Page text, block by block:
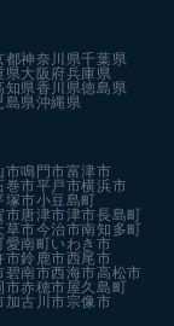
都神奈川県千葉県
県大阪府兵庫県
知県香川県徳島県
島県沖縄県
市鳴門市富津市
巻市平戸市横浜市
塚市小豆島町
市唐津市津市長島町
草市今治市南知多町
愛南町いわき市
市鈴鹿市西尾市
碧南市西海市高松市
市赤穂市屋久島町
加古川市宗像市